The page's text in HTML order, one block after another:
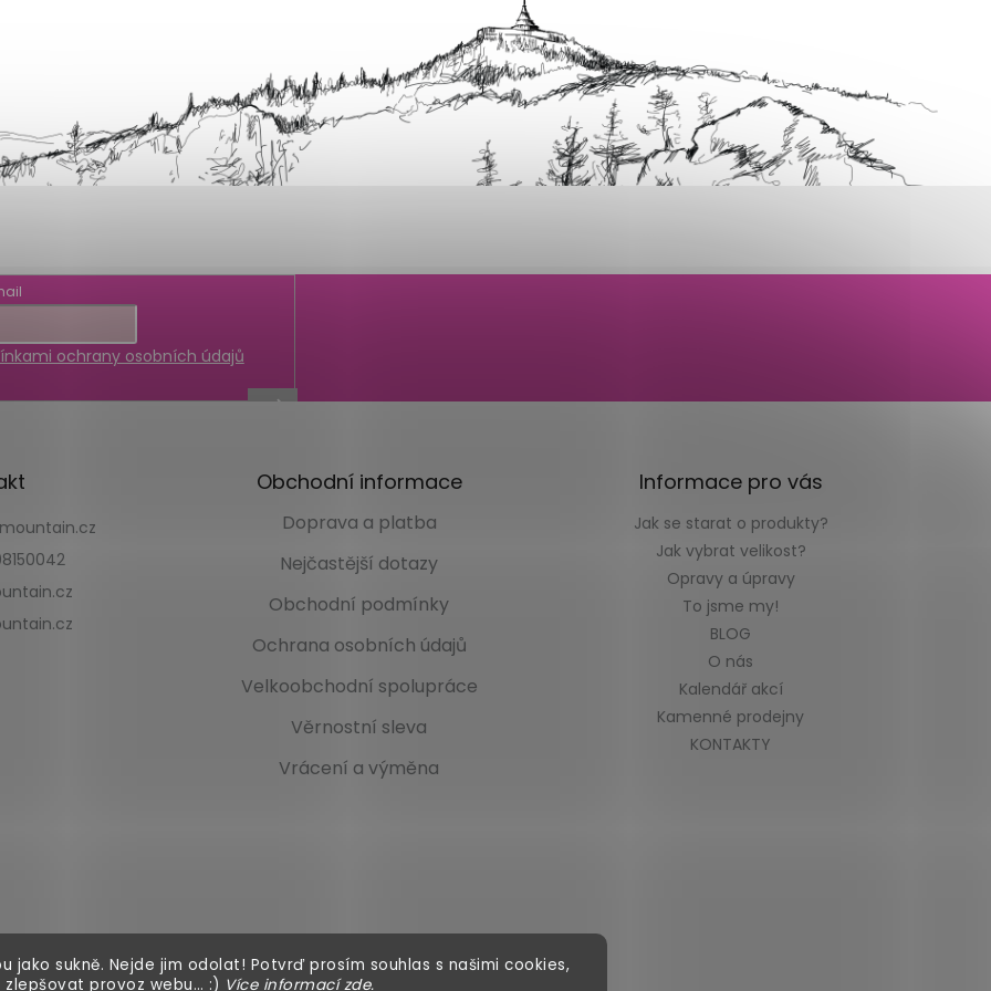
jako sukně. Nejde jim odolat! Potvrď prosím souhlas s našimi cookies,
zlepšovat provoz webu… :) Více informacízde.
ochrany osobních údajů
Obchodní informace
Doprava a platba
Nejčastější dotazy
Obchodní podmínky
Ochrana osobních údajů
Velkoobchodní spolupráce
Věrnostní sleva
Vrácení a výměna
Informace pro vás
Jak se starat o produkty?
Jak vybrat velikost?
Opravy a úpravy
To jsme my!
BLOG
O nás
Kalendář akcí
Kamenné prodejny
KONTAKTY